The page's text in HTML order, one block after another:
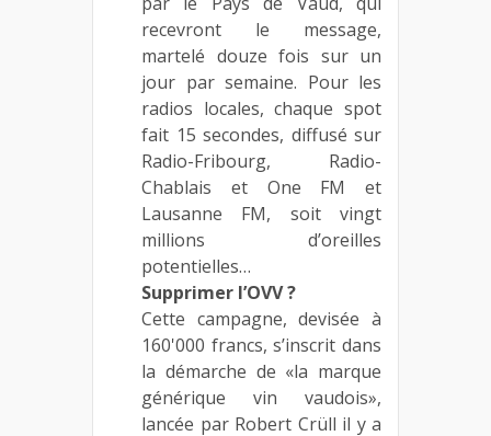
recevront le message,
martelé douze fois sur un
jour par semaine. Pour les
radios locales, chaque spot
fait 15 secondes, diffusé sur
Radio-Fribourg, Radio-
Chablais et One FM et
Lausanne FM, soit vingt
millions d’oreilles
potentielles…
Supprimer l’OVV ?
Cette campagne, devisée à
160'000 francs, s’inscrit dans
la démarche de «la marque
générique vin vaudois»,
lancée par Robert Crüll il y a